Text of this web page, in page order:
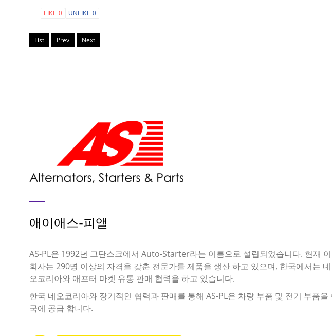
LIKE 0 UNLIKE 0
List Prev Next
애이애스-피앨
AS-PL은 1992년 그단스크에서 Auto-Starter라는 이름으로 설립되었습니다. 현재 이
회사는 290명 이상의 자격을 갖춘 전문가를 제품을 생산 하고 있으며, 한국에서는 네
오코리아와 애프터 마켓 유통 판매 협력을 하고 있습니다.
한국 네오코리아와 장기적인 협력과 판매를 통해 AS-PL은 차량 부품 및 전기 부품을
국에 공급 합니다.